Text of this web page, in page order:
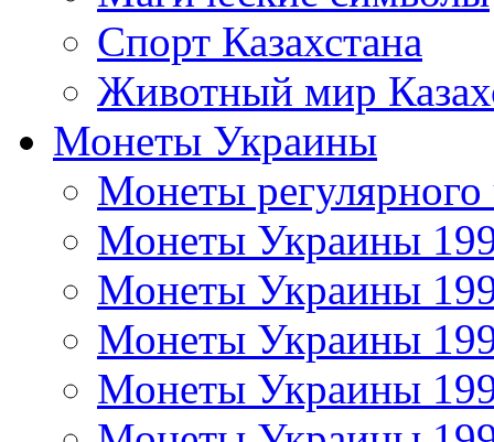
Спорт Казахстана
Животный мир
Монеты Украины
Монеты регулярного
Монеты Украины
Монеты Украины
Монеты Украины
Монеты Украины